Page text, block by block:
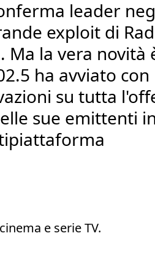
leader
exploit di
Ma la vera novità
ha avviato con
su tutta
sue emittenti in
e serie TV.